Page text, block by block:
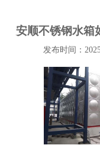
安顺不锈钢水箱
发布时间：